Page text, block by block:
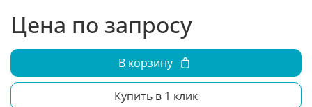
Цена по запросу
В корзину
Купить в 1 клик